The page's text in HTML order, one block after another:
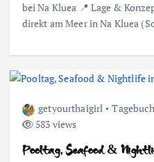
bei Na Kluea 📍 Lage &
direkt am Meer in Na Kluea
getyourthaigirl Tagebuch
583 views
Pooltag, Seafood &